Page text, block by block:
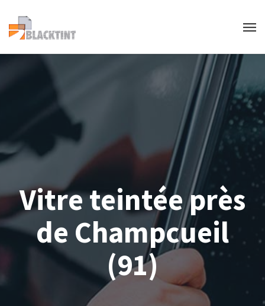
Vitre teintée près
de Champcueil
(91)